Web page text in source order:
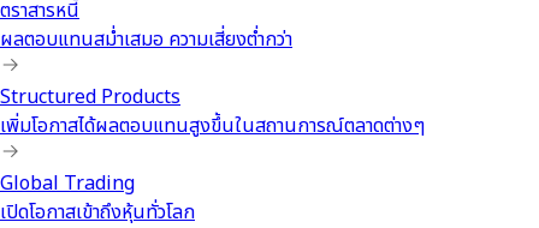
ตราสารหนี้
ผลตอบแทนสม่ำเสมอ ความเสี่ยงต่ำกว่า
Structured Products
เพิ่มโอกาสได้ผลตอบแทนสูงขึ้นในสถานการณ์ตลาดต่างๆ
Global Trading
เปิดโอกาสเข้าถึงหุ้นทั่วโลก